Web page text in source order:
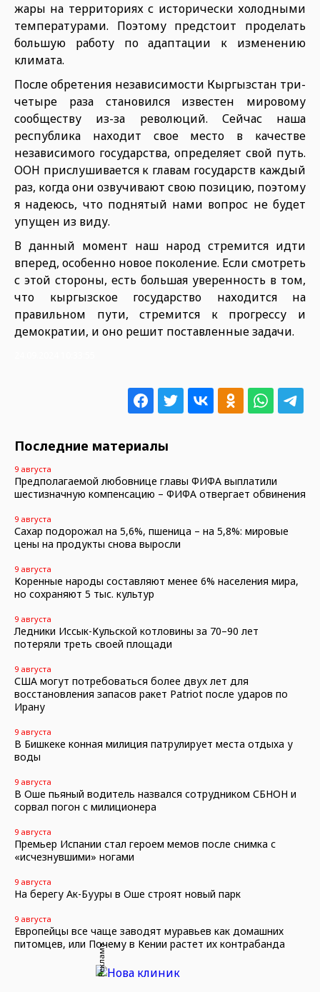
жары на территориях с исторически холодными
температурами. Поэтому предстоит проделать
большую работу по адаптации к изменению
климата.
После обретения независимости Кыргызстан три-
четыре раза становился известен мировому
сообществу из-за революций. Сейчас наша
республика находит свое место в качестве
независимого государства, определяет свой путь.
ООН прислушивается к главам государств каждый
раз, когда они озвучивают свою позицию, поэтому
я надеюсь, что поднятый нами вопрос не будет
упущен из виду.
В данный момент наш народ стремится идти
вперед, особенно новое поколение. Если смотреть
с этой стороны, есть большая уверенность в том,
что кыргызское государство находится на
правильном пути, стремится к прогрессу и
демократии, и оно решит поставленные задачи.
Последние материалы
9 августа
Предполагаемой любовнице главы ФИФА выплатили
шестизначную компенсацию – ФИФА отвергает обвинения
9 августа
Сахар подорожал на 5,6%, пшеница – на 5,8%: мировые
цены на продукты снова выросли
9 августа
Коренные народы составляют менее 6% населения мира,
но сохраняют 5 тыс. культур
9 августа
Ледники Иссык-Кульской котловины за 70–90 лет
потеряли треть своей площади
9 августа
США могут потребоваться более двух лет для
восстановления запасов ракет Patriot после ударов по
Ирану
9 августа
В Бишкеке конная милиция патрулирует места отдыха у
воды
9 августа
В Оше пьяный водитель назвался сотрудником СБНОН и
сорвал погон с милиционера
9 августа
Премьер Испании стал героем мемов после снимка с
«исчезнувшими» ногами
9 августа
На берегу Ак-Бууры в Оше строят новый парк
9 августа
Европейцы все чаще заводят муравьев как домашних
питомцев, или Почему в Кении растет их контрабанда
Реклама